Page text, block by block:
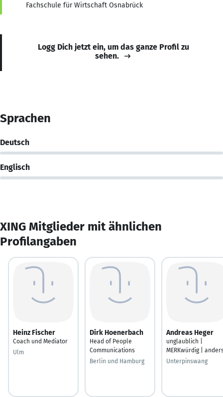
Fachschule für Wirtschaft Osnabrück
Logg Dich jetzt ein, um das ganze Profil zu
sehen.
Sprachen
Deutsch
Englisch
XING Mitglieder mit ähnlichen
Profilangaben
Heinz Fischer
Coach und Mediator
Ulm
Dirk Hoenerbach
Head of People
Communications
Berlin und Hamburg
Andreas Heger
unglaublich |
MERKwürdig |
Unterpinswang